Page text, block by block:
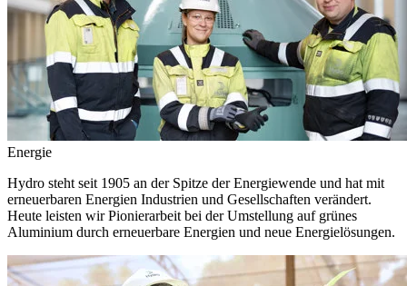
Energie
Hydro steht seit 1905 an der Spitze der Energiewende und hat mit
erneuerbaren Energien Industrien und Gesellschaften verändert.
Heute leisten wir Pionierarbeit bei der Umstellung auf grünes
Aluminium durch erneuerbare Energien und neue Energielösungen.